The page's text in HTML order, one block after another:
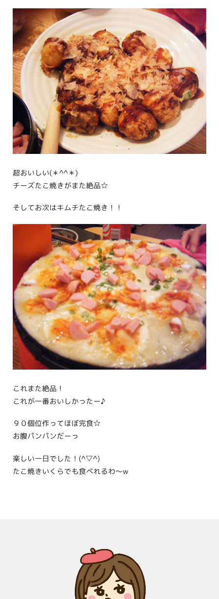
超おいしい(＊^^＊)
チーズたこ焼きがまた絶品☆
そしてお次はキムチたこ焼き！！
これまた絶品！
これが一番おいしかったー♪
９０個位作ってほぼ完食☆
お腹パンパンだーっ
楽しい一日でした！(^▽^)
たこ焼きいくらでも食べれるわ〜w